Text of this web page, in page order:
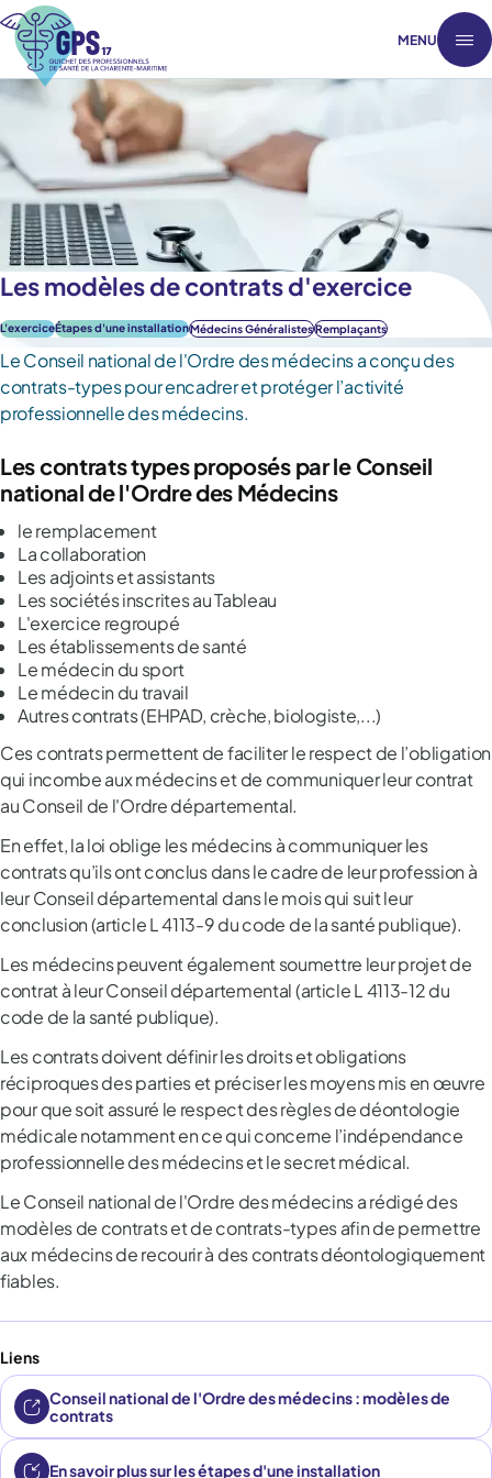
MENU
Les modèles de contrats d'exercice
L'exerciceÉtapes d'une installationMédecins GénéralistesRemplaçants
Le Conseil national de l'Ordre des médecins a conçu des
contrats-types pour encadrer et protéger l’activité
professionnelle des médecins.
Les contrats types proposés par le Conseil
national de l'Ordre des Médecins
le remplacement
La collaboration
Les adjoints et assistants
Les sociétés inscrites au Tableau
L'exercice regroupé
Les établissements de santé
Le médecin du sport
Le médecin du travail
Autres contrats (EHPAD, crèche, biologiste,...)
Ces contrats permettent de faciliter le respect de l’obligation
qui incombe aux médecins et de communiquer leur contrat
au Conseil de l'Ordre départemental.
En effet, la loi oblige les médecins à communiquer les
contrats qu’ils ont conclus dans le cadre de leur profession à
leur Conseil départemental dans le mois qui suit leur
conclusion (article L 4113-9 du code de la santé publique).
Les médecins peuvent également soumettre leur projet de
contrat à leur Conseil départemental (article L 4113-12 du
code de la santé publique).
Les contrats doivent définir les droits et obligations
réciproques des parties et préciser les moyens mis en œuvre
pour que soit assuré le respect des règles de déontologie
médicale notamment en ce qui concerne l’indépendance
professionnelle des médecins et le secret médical.
Le Conseil national de l'Ordre des médecins a rédigé des
modèles de contrats et de contrats-types afin de permettre
aux médecins de recourir à des contrats déontologiquement
fiables.
Liens
Conseil national de l'Ordre des médecins : modèles de
contrats
(nouvel onglet)
En savoir plus sur les étapes d'une installation